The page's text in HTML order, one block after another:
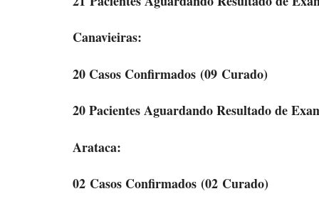
Canavieiras:
20 Casos Confirmados (09 Curado)
20 Pacientes Aguardando Resultado de
Arataca:
02 Casos Confirmados (02 Curado)